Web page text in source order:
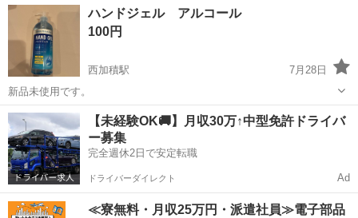
お引き渡し日時 応相談
富山 富山市 朝菜町駅
ハンドジェル アルコール
100円
西加積駅
7月28日
新品未使用です。
富山 滑川市 西加積駅 その他
【未経験OK🚚】月収30万↑中型免許ドライバ
ー募集
完全週休2日で安定転職
ドライバーダイレクト Ad
≪寮無料・月収25万円・派遣社員≫電子部品